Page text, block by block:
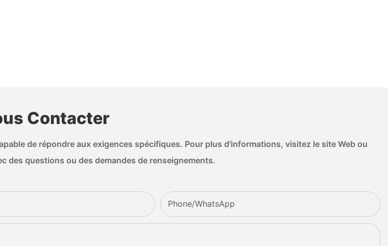
Contacter
de répondre aux exigences spécifiques. Pour plus d'informations, visitez le site Web ou
des questions ou des demandes de renseignements.
Phone/whatsApp